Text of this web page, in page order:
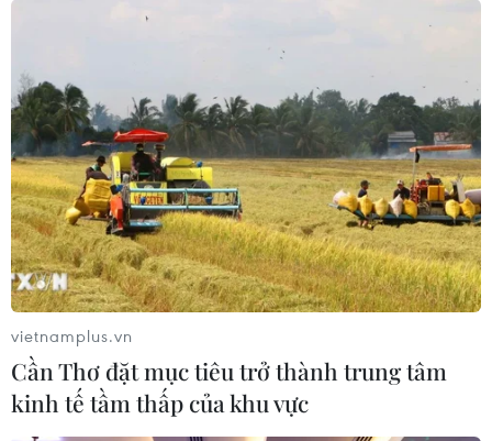
đột chính trị lớn giữa Mỹ và Nga, trong khi chính phủ
Đức lại đang ở thế khó khi bị kẹt.
vietnamplus.vn
Cần Thơ đặt mục tiêu trở thành trung tâm
kinh tế tầm thấp của khu vực